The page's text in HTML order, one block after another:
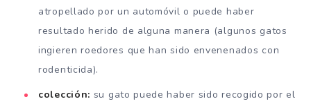
atropellado por un automóvil o puede haber
resultado herido de alguna manera (algunos gatos
ingieren roedores que han sido envenenados con
rodenticida).
colección: su gato puede haber sido recogido por el